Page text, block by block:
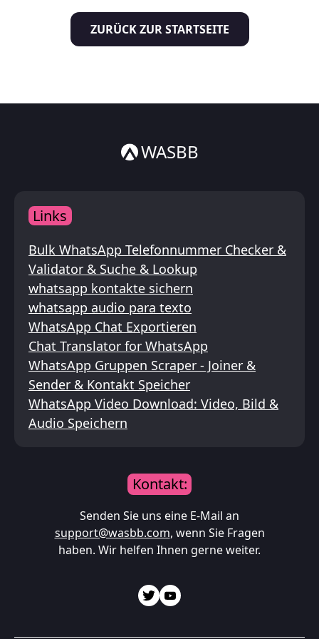
ZURÜCK ZUR STARTSEITE
WASBB
Links
Bulk WhatsApp Telefonnummer Checker &
Validator & Suche & Lookup
whatsapp kontakte sichern
whatsapp audio para texto
WhatsApp Chat Exportieren
Chat Translator for WhatsApp
WhatsApp Gruppen Scraper - Joiner &
Sender & Kontakt Speicher
WhatsApp Video Download: Video, Bild &
Audio Speichern
Kontakt:
Senden Sie uns eine E-Mail an
support@wasbb.com, wenn Sie Fragen
haben. Wir helfen Ihnen gerne weiter.